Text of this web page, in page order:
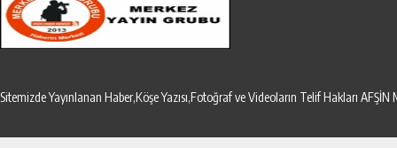
Sitemizde Yayınlanan Haber,Köşe Yazısı,Fotoğraf ve Videoların Telif Hakları